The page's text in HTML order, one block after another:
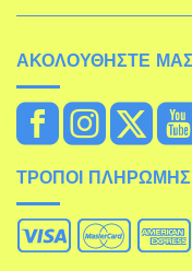
ΑΚΟΛΟΥΘΉΣΤΕ
ΤΡΌΠΟΙ